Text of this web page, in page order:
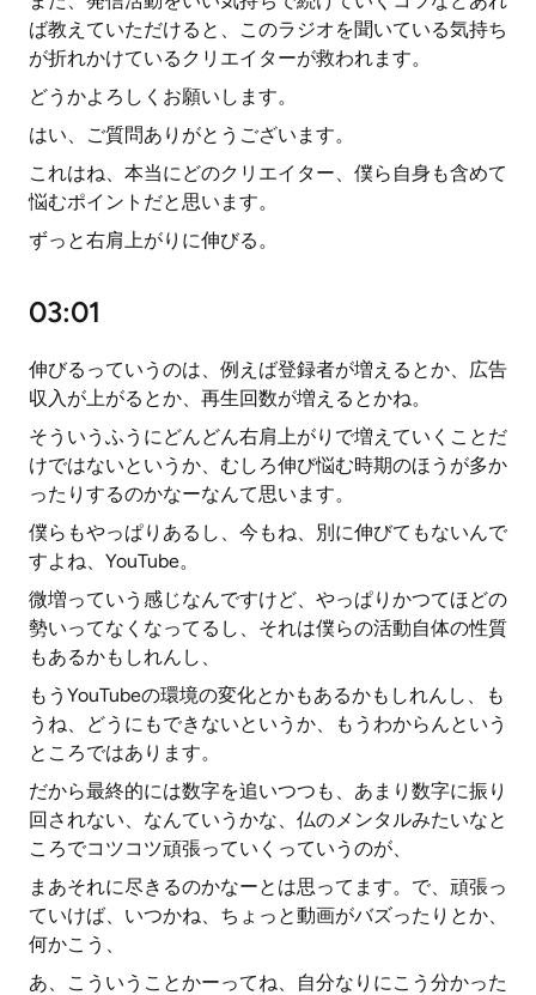
ば教えていただけると、このラジオを聞いている気持ち
が折れかけているクリエイターが救われます。
どうかよろしくお願いします。
はい、ご質問ありがとうございます。
これはね、本当にどのクリエイター、僕ら自身も含めて
悩むポイントだと思います。
ずっと右肩上がりに伸びる。
03:01
伸びるっていうのは、例えば登録者が増えるとか、広告
収入が上がるとか、再生回数が増えるとかね。
そういうふうにどんどん右肩上がりで増えていくことだ
けではないというか、むしろ伸び悩む時期のほうが多か
ったりするのかなーなんて思います。
僕らもやっぱりあるし、今もね、別に伸びてもないんで
すよね、YouTube。
微増っていう感じなんですけど、やっぱりかつてほどの
勢いってなくなってるし、それは僕らの活動自体の性質
もあるかもしれんし、
もうYouTubeの環境の変化とかもあるかもしれんし、も
うね、どうにもできないというか、もうわからんという
ところではあります。
だから最終的には数字を追いつつも、あまり数字に振り
回されない、なんていうかな、仏のメンタルみたいなと
ころでコツコツ頑張っていくっていうのが、
まあそれに尽きるのかなーとは思ってます。で、頑張っ
ていけば、いつかね、ちょっと動画がバズったりとか、
何かこう、
あ、こういうことかーってね、自分なりにこう分かった